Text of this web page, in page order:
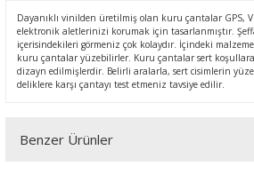
Dayanıklı vinilden üretilmiş olan kuru çantalar GPS,
elektronik aletlerinizi korumak için tasarlanmıştır.
içerisindekileri görmeniz çok kolaydır. İçindeki
kuru çantalar yüzebilirler. Kuru çantalar sert koşullara
dizayn edilmişlerdir. Belirli aralarla, sert cisimlerin
deliklere karşı çantayı test etmeniz tavsiye edilir.
Benzer Ürünler